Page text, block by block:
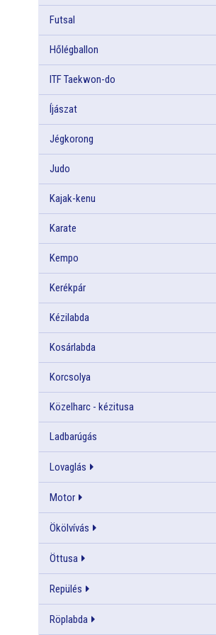
Futsal
Hőlégballon
ITF Taekwon-do
Íjászat
Jégkorong
Judo
Kajak-kenu
Karate
Kempo
Kerékpár
Kézilabda
Kosárlabda
Korcsolya
Közelharc - kézitusa
Ladbarúgás
Lovaglás
Motor
Ökölvívás
Öttusa
Repülés
Röplabda